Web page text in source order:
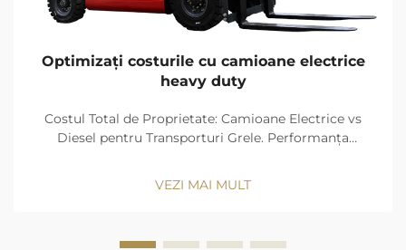
Optimizați costurile cu camioane electrice
heavy duty
Costul Total de Proprietate: Camioane Electrice vs
Diesel pentru Transporturi Grele. Performanța
internă (ICETs). Camioanele grele electrice cu baterii
VEZI MAI MULT